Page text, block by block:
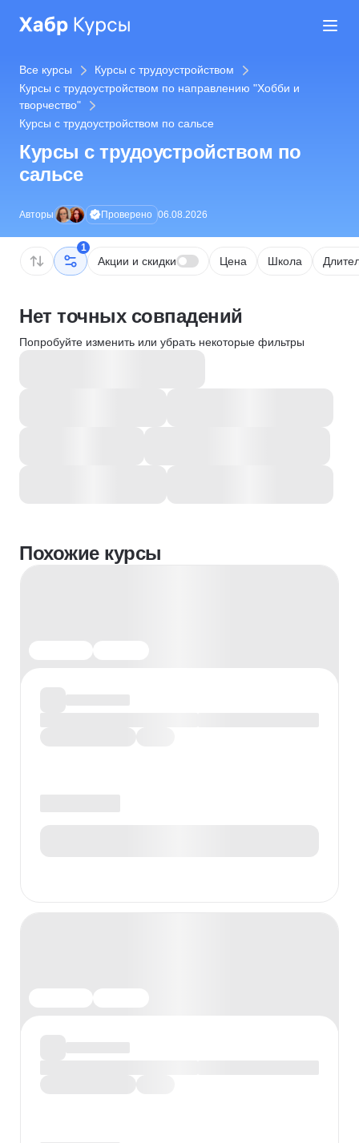
Все курсы
Курсы с трудоустройством
Курсы с трудоустройством по направлению "Хобби и
творчество"
Курсы с трудоустройством по сальсе
Курсы с трудоустройством по
сальсе
Авторы Проверено 06.08.2026
1
Акции и скидки Цена Школа
Нет точных совпадений
Попробуйте изменить или убрать некоторые фильтры
Похожие курсы